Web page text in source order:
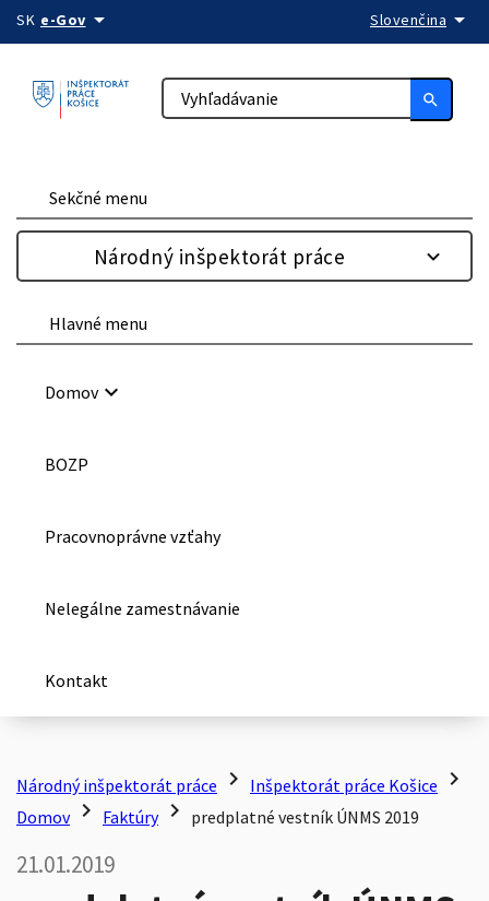
Preskočiť na obsah
SK e-Govarrow_drop_down Slovenčina arrow_drop_down
search
Sekčné menu
Národný inšpektorát práce
Hlavné menu
Domovkeyboard_arrow_down
BOZP
Pracovnoprávne vzťahy
Nelegálne zamestnávanie
Kontakt
Národný inšpektorát práce chevron_right Inšpektorát práce Košice chevron_right
Domov chevron_right Faktúry chevron_right predplatné vestník ÚNMS 2019
21.01.2019